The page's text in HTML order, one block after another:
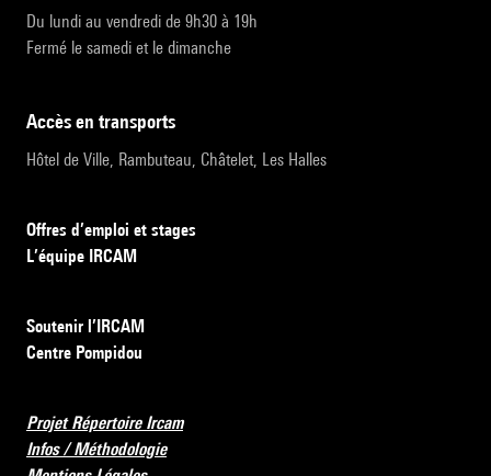
Du lundi au vendredi de 9h30 à 19h
Fermé le samedi et le dimanche
accès en transports
Hôtel de Ville, Rambuteau, Châtelet, Les Halles
Offres d’emploi et stages
L’équipe IRCAM
Soutenir l’IRCAM
Centre Pompidou
Projet Répertoire Ircam
Infos / Méthodologie